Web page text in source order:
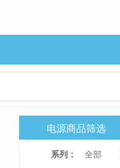
电源商品筛选
系列： 全部